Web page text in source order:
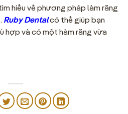
hiểu về phương pháp làm răng
Ruby Dentalcó thể giúp bạn
hợp và có một hàm răng vừa